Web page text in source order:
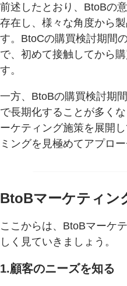
前述したとおり、BtoBの
存在し、様々な角度から
す。BtoCの購買検討期間
で、初めて接触してから
す。
一方、BtoBの購買検討期
で長期化することが多く
ーケティング施策を展開
ミングを見極めてアプロ
BtoBマーケティン
ここからは、BtoBマーケ
しく見ていきましょう。
1.顧客のニーズを知る